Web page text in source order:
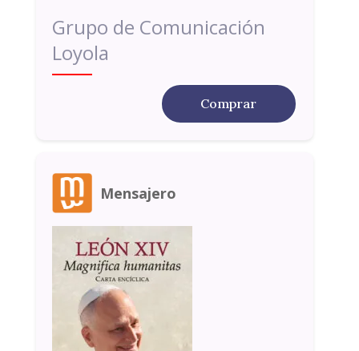
Grupo de Comunicación
Loyola
Comprar
Mensajero